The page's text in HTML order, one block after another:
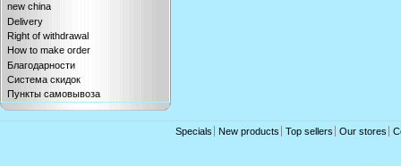
new china
Delivery
Right of withdrawal
How to make order
Благодарности
Система скидок
Пункты самовывоза
Specials New products Top sellers Our stores